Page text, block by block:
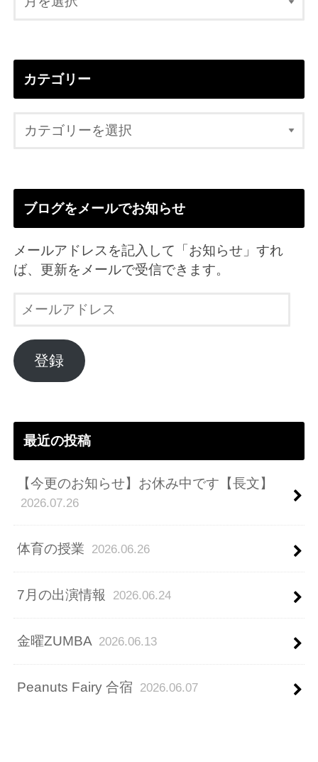
カテゴリー
ブログをメールでお知らせ
メールアドレスを記入して「お知らせ」すれ
ば、更新をメールで受信できます。
ル
ア
ド
登録
最近の投稿
【今更のお知らせ】お休み中です【長文】
2026.07.26
体育の授業 2026.06.26
7月の出演情報 2026.06.24
金曜ZUMBA 2026.06.13
Peanuts Fairy 合宿 2026.06.07